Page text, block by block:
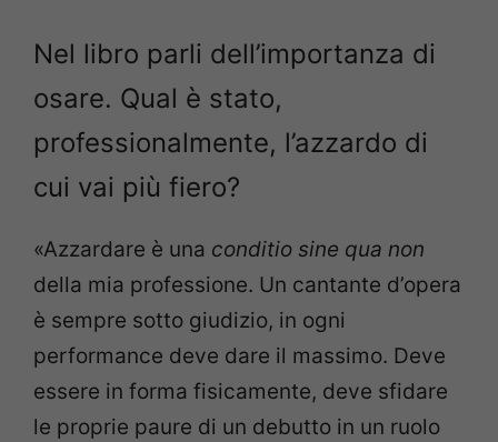
Nel libro parli dell’importanza di
osare. Qual è stato,
professionalmente, l’azzardo di
cui vai più fiero?
«Azzardare è una conditio sine qua non
della mia professione. Un cantante d’opera
è sempre sotto giudizio, in ogni
performance deve dare il massimo. Deve
essere in forma fisicamente, deve sfidare
le proprie paure di un debutto in un ruolo